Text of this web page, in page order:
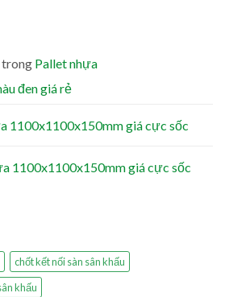
trong Pallet nhựa
đen giá rẻ
1100x1100x150mm giá cực sốc
1100x1100x150mm giá cực sốc
chốt kết nối sàn sân khấu
khấu